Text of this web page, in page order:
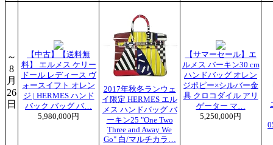
～
8
月
26
日
【中古】【送料無
料】 エルメス ケリー
ドール レディース ヴ
ォースイフト オレン
ジ | HERMES ハンド
バック バッグ バ…
5,980,000円
2017年秋冬ランウェ
イ限定 HERMES エル
メス ハンドバッグ バ
ーキン25 "One Two
Three and Away We
Go" 白/マルチカラ…
【サマーセール】エ
ルメス バーキン30 cm
ハンドバッグ オレン
ジポピー×シルバー金
具 クロコダイル アリ
ゲーター マ…
5,250,000円